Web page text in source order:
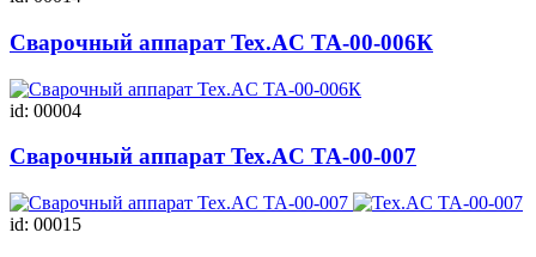
Сварочный аппарат Tex.AC ТА-00-006К
id: 00004
Сварочный аппарат Tex.AC TA-00-007
id: 00015